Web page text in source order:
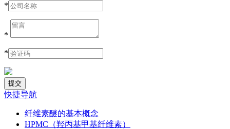
*
*
*
快捷导航
纤维素醚的基本概念
HPMC（羟丙基甲基纤维素）